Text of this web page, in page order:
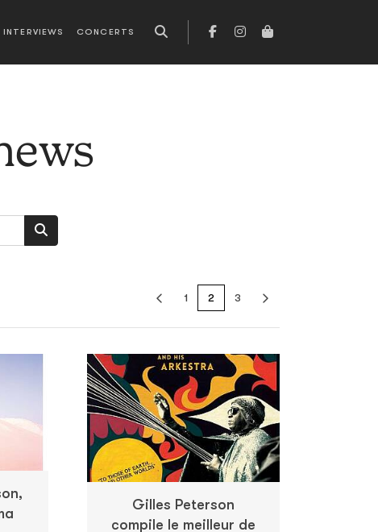
INTERVIEWS CONCERTS
1 2 3
Gilles Peterson
compile le meilleur de